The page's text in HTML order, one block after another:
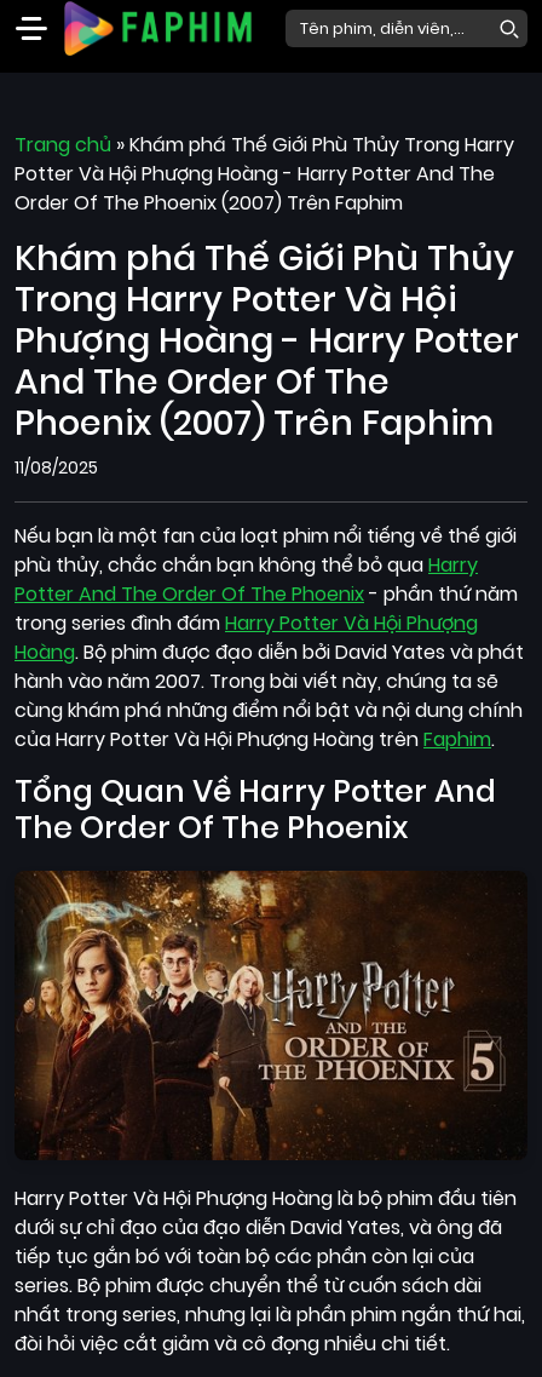
Phim
Mới
Lẻ
Phim
Bộ
Phim
Chiếu
Rạp
Thể
Quốc
Gia
Blog
Bộ
sưu
tập
Trang chủ »Khám phá Thế Giới Phù Thủy Trong Harry
Potter Và Hội Phượng Hoàng - Harry Potter And The
Order Of The Phoenix (2007) Trên Faphim
Khám phá Thế Giới Phù Thủy
Trong Harry Potter Và Hội
Phượng Hoàng - Harry Potter
And The Order Of The
Phoenix (2007) Trên Faphim
11/08/2025
Nếu bạn là một fan của loạt phim nổi tiếng về thế giới
phù thủy, chắc chắn bạn không thể bỏ quaHarry
Potter And The Order Of The Phoenix- phần thứ năm
trong series đình đámHarry Potter Và Hội Phượng
Hoàng. Bộ phim được đạo diễn bởi David Yates và phát
hành vào năm 2007. Trong bài viết này, chúng ta sẽ
cùng khám phá những điểm nổi bật và nội dung chính
của Harry Potter Và Hội Phượng Hoàng trênFaphim.
Tổng Quan Về Harry Potter And
The Order Of The Phoenix
Harry Potter Và Hội Phượng Hoàng là bộ phim đầu tiên
dưới sự chỉ đạo của đạo diễn David Yates, và ông đã
tiếp tục gắn bó với toàn bộ các phần còn lại của
series. Bộ phim được chuyển thể từ cuốn sách dài
nhất trong series, nhưng lại là phần phim ngắn thứ hai,
đòi hỏi việc cắt giảm và cô đọng nhiều chi tiết.